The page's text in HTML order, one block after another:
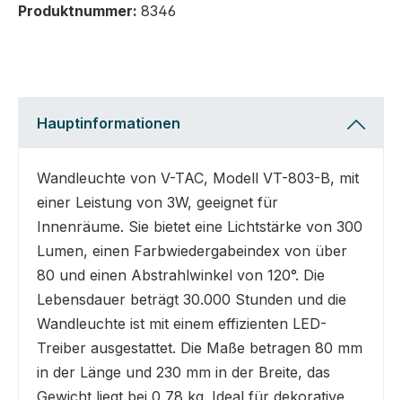
Produktnummer: 8346
Hauptinformationen
Wandleuchte von V-TAC, Modell VT-803-B, mit
einer Leistung von 3W, geeignet für
Innenräume. Sie bietet eine Lichtstärke von 300
Lumen, einen Farbwiedergabeindex von über
80 und einen Abstrahlwinkel von 120°. Die
Lebensdauer beträgt 30.000 Stunden und die
Wandleuchte ist mit einem effizienten LED-
Treiber ausgestattet. Die Maße betragen 80 mm
in der Länge und 230 mm in der Breite, das
Gewicht liegt bei 0,78 kg. Ideal für dekorative